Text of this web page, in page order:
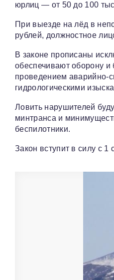
юрлиц — от 50 до 100
При выезде на лёд в
рублей, должностное
В законе прописаны
обеспечивают оборону и
проведением
гидрологическими
Ловить нарушителей
минтранса и
беспилотники.
Закон вступит в силу с 1